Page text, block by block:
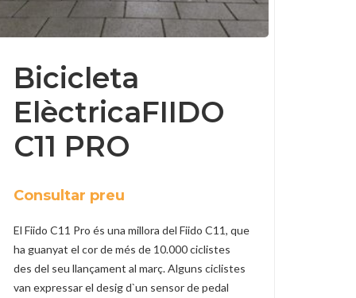
Bicicleta
ElèctricaFIIDO
C11 PRO
Consultar preu
El Fiido C11 Pro és una millora del Fiido C11, que
ha guanyat el cor de més de 10.000 ciclistes
des del seu llançament al març. Alguns ciclistes
van expressar el desig d`un sensor de pedal